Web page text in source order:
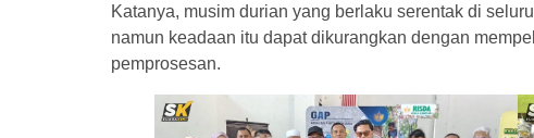
Katanya, musim durian yang berlaku serentak di
namun keadaan itu dapat dikurangkan dengan
pemprosesan.